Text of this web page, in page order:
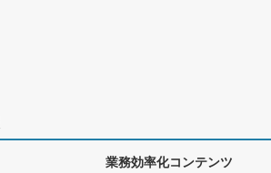
業務効率化コンテンツ